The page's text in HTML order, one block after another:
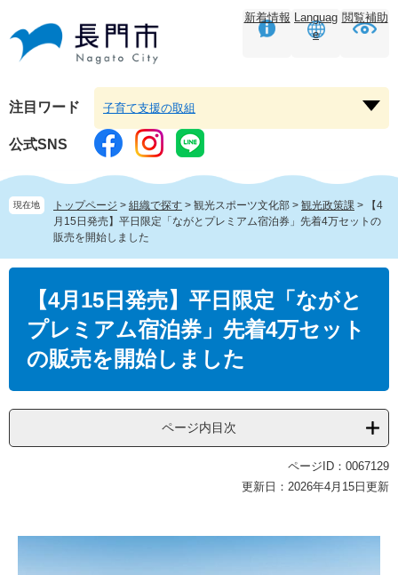
頭
す。
飛
し
本
文
へ
新着情報 Languag
e
閲覧補助
注目ワード
ー
を
子育て支援の取組
公式SNS
現在地 トップページ > 組織で探す > 観光スポーツ文化部 > 観光政策課 >
【4
月15日発売】平日限定「ながとプレミアム宿泊券」先着4万セットの
販売を開始しました
【4月15日発売】平日限定「ながと
プレミアム宿泊券」先着4万セット
の販売を開始しました
ページ内目次
ページID：0067129
更新日：2026年4月15日更新